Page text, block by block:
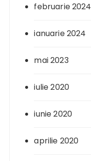
februarie 2024
ianuarie 2024
mai 2023
iulie 2020
iunie 2020
aprilie 2020